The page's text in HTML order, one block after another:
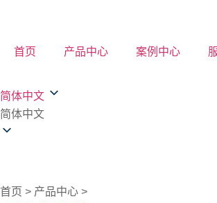
首页 产品中心 案例中心
简体中文
简体中文
首页 > 产品中心 >